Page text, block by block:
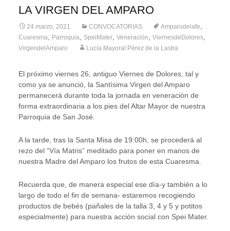
LA VIRGEN DEL AMPARO
24 marzo, 2021 CONVOCATORIAS Amparodelafe
Cuaresma Parroquia SpeiMater, Veneración ViernesdeDolores,
VirgendelAmparo Lucía Mayoral Pérez de la Lastra
El próximo viernes 26, antiguo Viernes de Dolores, tal y
como ya se anunció, la Santísima Virgen del Amparo
permanecerá durante toda la jornada en veneración de
forma extraordinaria a los pies del Altar Mayor de nuestra
Parroquia de San José.
A la tarde, tras la Santa Misa de 19:00h, se procederá al
rezo del “Vía Matris” meditado para poner en manos de
nuestra Madre del Amparo los frutos de esta Cuaresma.
Recuerda que, de manera especial ese día-y también a lo
largo de todo el fin de semana- estaremos recogiendo
productos de bebés (pañales de la talla 3, 4 y 5 y potitos
especialmente) para nuestra acción social con Spei Mater.